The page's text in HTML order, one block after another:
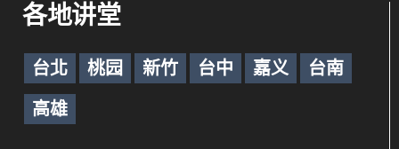
各地讲堂
台北 桃园 新竹 台中 嘉义 台南
高雄